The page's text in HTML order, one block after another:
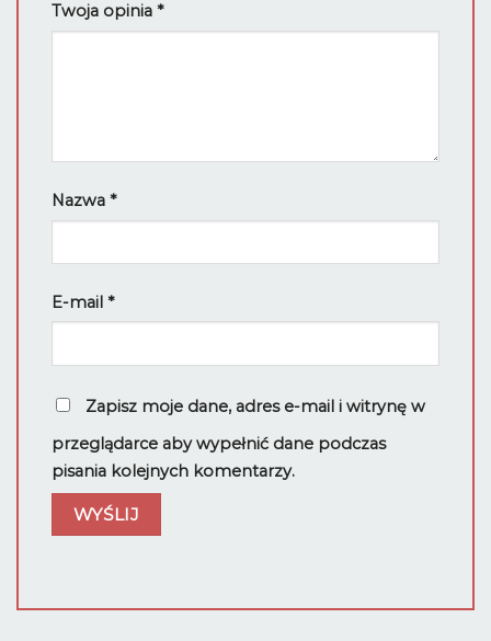
Twoja opinia *
Nazwa *
E-mail *
Zapisz moje dane, adres e-mail i witrynę w
przeglądarce aby wypełnić dane podczas
pisania kolejnych komentarzy.